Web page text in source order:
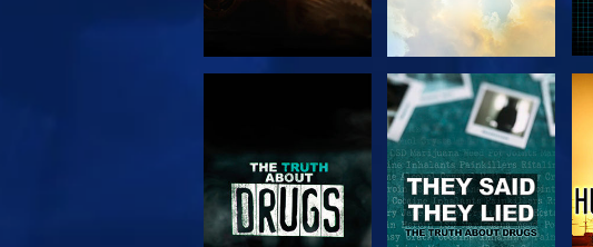
観る